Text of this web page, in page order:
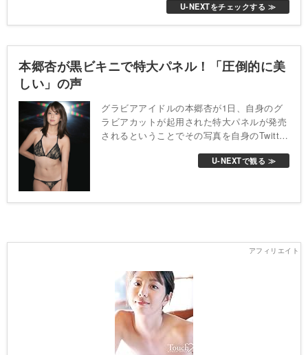
U-NEXTをチェックする ≫
本郷杏が黒ビキニで特大パネル！「圧倒的に美
しい」の声
グラビアアイドルの本郷杏が1日、自身のグ
ラビアカットが起用された特大パネルが発売
されるということでその写真を自身のTwitter
U-NEXTで観る ≫